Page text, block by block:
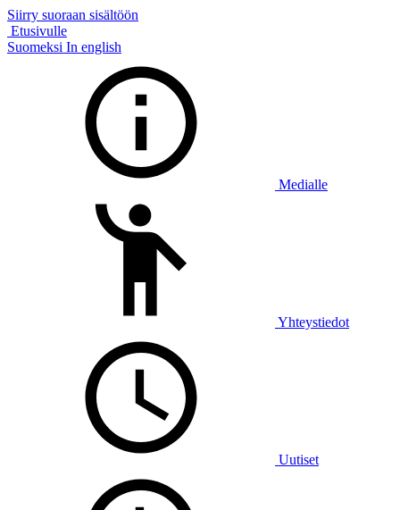
Siirry suoraan sisältöön
Etusivulle
Suomeksi In english
Medialle
Yhteystiedot
Uutiset